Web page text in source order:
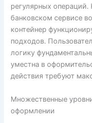
регулярных операций.
банковском сервисе
контейнер
подходов.
логику
уместна в
действия требуют
Множественные
оформлении